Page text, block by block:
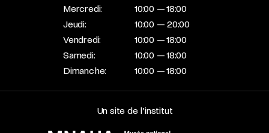
Mercredi:
10:00 — 18:00
Jeudi:
10:00 — 20:00
Vendredi:
10:00 — 18:00
Samedi:
10:00 — 18:00
Dimanche:
10:00 — 18:00
Un site de l’institut